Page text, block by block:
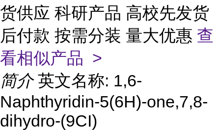
货供应 科研产品 高校先发货
后付款 按需分装 量大优惠 查
看相似产品 >
简介 英文名称: 1,6-
Naphthyridin-5(6H)-one,7,8-
dihydro-(9CI)